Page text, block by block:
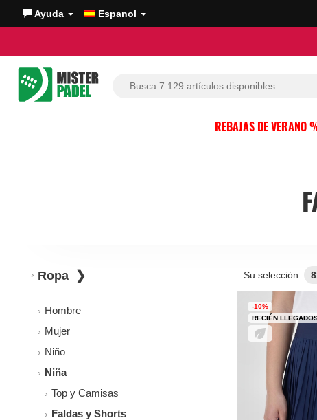
Ayuda Espanol
REBAJAS DE VERANO
Ropa
Hombre
Mujer
Niño
Niña
Top y Camisas
Faldas y Shorts
Su selección:
-10%
RECIÉN